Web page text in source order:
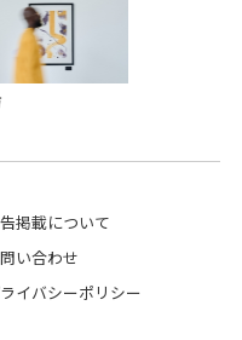
掲載について
い合わせ
イバシーポリシー